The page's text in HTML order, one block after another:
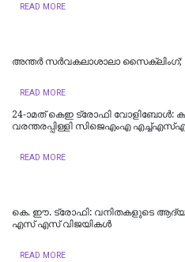
READ MORE
അന്തര്‍ സര്‍വകലാശാലാ സൈക്ലിംഗ്;
READ MORE
24-ാമത് കെഇ ട്രോഫി വോളിബോൾ:
വരന്തരപ്പിള്ളി സിജെഎംഎ
READ MORE
കെ. ഈ. ട്രോഫി: വനിതകളുടെ ആദ്യ
എസ് എസ് വിജയികൾ
READ MORE